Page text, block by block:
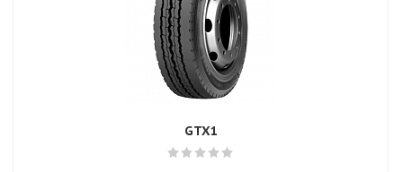
GTX1